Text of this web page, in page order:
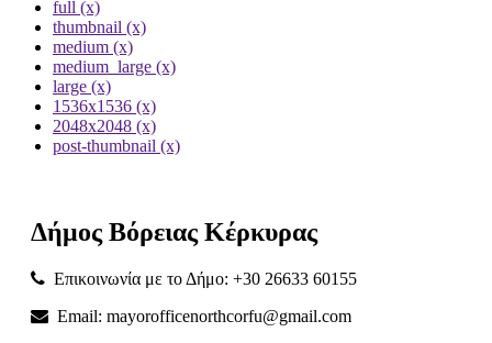
full (x)
thumbnail (x)
medium (x)
medium_large (x)
large (x)
1536x1536 (x)
2048x2048 (x)
post-thumbnail (x)
Δήμος Βόρειας Κέρκυρας
Επικοινωνία με το Δήμο: +30 26633 60155
Email: mayorofficenorthcorfu@gmail.com